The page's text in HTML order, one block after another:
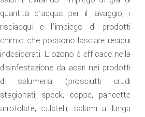
quantità d’acqua per il lavaggio, i
risciacqui e l’impiego di prodotti
chimici che possono lasciare residui
indesiderati. L’ozono è efficace nella
disinfestazione da acari nei prodotti
di salumeria (prosciutti crudi
stagionati, speck, coppe, pancette
arrotolate, culatelli, salami a lunga